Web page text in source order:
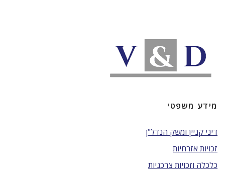
מידע משפטי
דיני קניין ומשק הנדל"ן
זכויות אזרחיות
כלכלה וזכויות צרכניות